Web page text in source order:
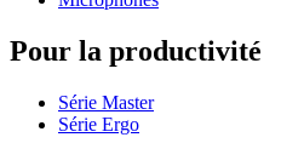
Pour la productivité
Série Master
Série Ergo